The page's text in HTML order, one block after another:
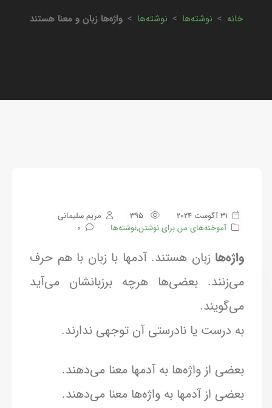
خانه > نوشته‌ها > نوشته‌ها > واژه‌‌ها زبان و معنا هستند
31 آگوست 2024
مریم سلیمانی
آموخته‌های من برای نوشتن,نوشته‌ها 0
واژه‌ها زبان هستند. آدمها با زبان با هم حرف
می‌زنند. بعضی‌ها هرچه برزبانشان می‌آید
می‌گویند.
به درست یا نادرستی آن توجهی ندارند.
بعضی از واژه‌ها به آدمها معنا می‌دهند.
بعضی از آدمها به واژه‌ها معنا می‌دهند.